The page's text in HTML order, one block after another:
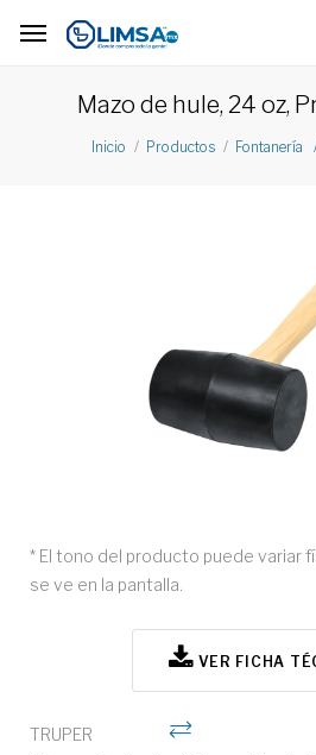
Mazo de hule, 24 oz,
Inicio Productos Fontanería
* El tono del producto puede variar
se ve en la pantalla.
VER FICHA
TRUPER